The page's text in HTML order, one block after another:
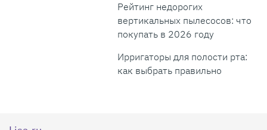
Рейтинг недорогих
вертикальных пылесосов: что
покупать в 2026 году
Ирригаторы для полости рта:
как выбрать правильно